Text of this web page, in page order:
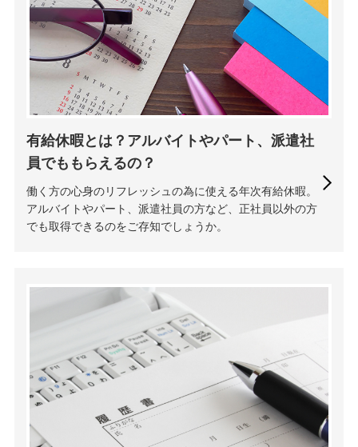
有給休暇とは？アルバイトやパート、派遣社
員でももらえるの？
働く方の心身のリフレッシュの為に使える年次有給休暇。
アルバイトやパート、派遣社員の方など、正社員以外の方
でも取得できるのをご存知でしょうか。